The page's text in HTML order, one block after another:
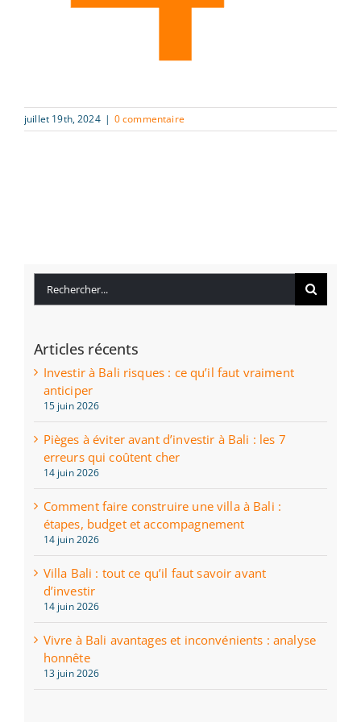
juillet 19th, 2024 | 0 commentaire
Rechercher:
Articles récents
Investir à Bali risques : ce qu’il faut vraiment
anticiper
15 juin 2026
Pièges à éviter avant d’investir à Bali : les 7
erreurs qui coûtent cher
14 juin 2026
Comment faire construire une villa à Bali :
étapes, budget et accompagnement
14 juin 2026
Villa Bali : tout ce qu’il faut savoir avant
d’investir
14 juin 2026
Vivre à Bali avantages et inconvénients : analyse
honnête
13 juin 2026